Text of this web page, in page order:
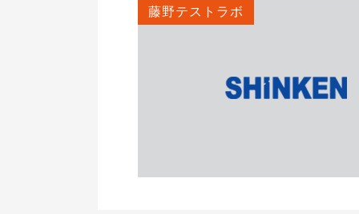
藤野テストラボ